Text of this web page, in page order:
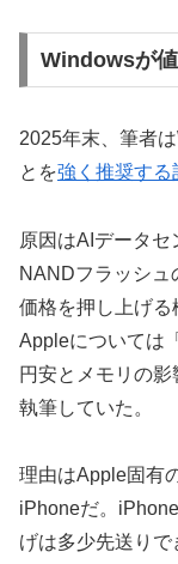
Windowsが
2025年末、筆者
とを強く推奨する
原因はAIデータ
NANDフラッシュ
価格を押し上げる
Appleについては
円安とメモリの
執筆していた。
理由はApple固有
iPhoneだ。
げは多少先送り